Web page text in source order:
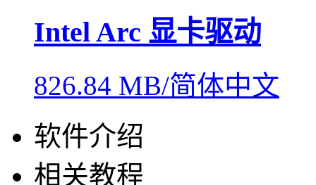
Intel Arc 显卡驱动
826.84 MB/简体中文
软件介绍
相关教程